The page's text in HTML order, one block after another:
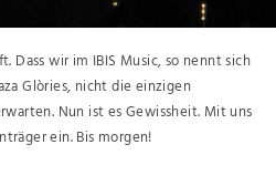
Dass wir im IBIS Music, so nennt sich
Glòries, nicht die einzigen
Nun ist es Gewissheit. Mit uns
ein. Bis morgen!